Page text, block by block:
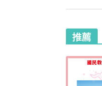
推薦